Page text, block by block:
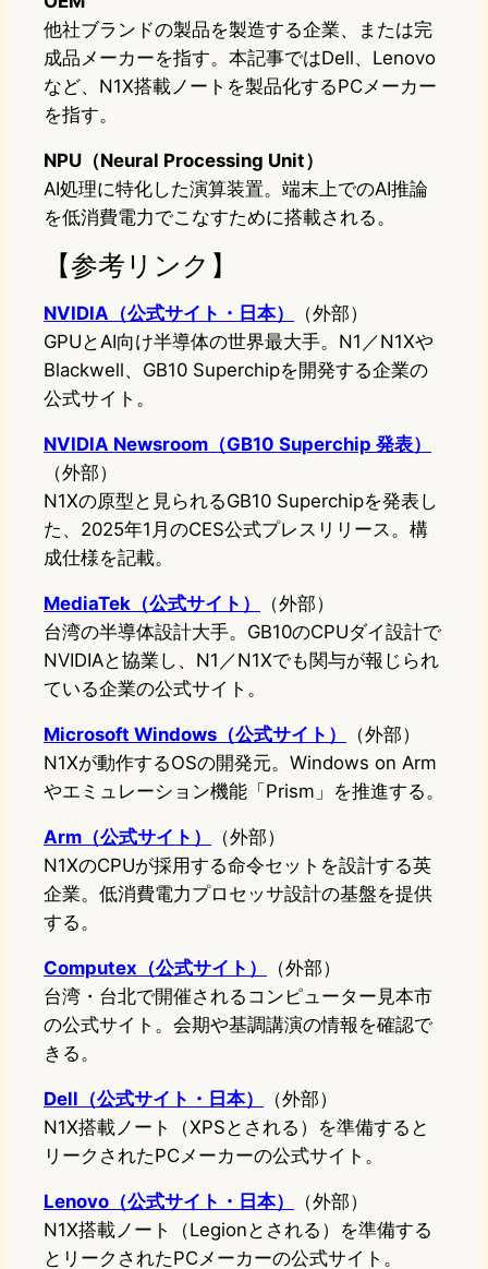
他社ブランドの製品を製造する企業、または完
成品メーカーを指す。本記事ではDell、Lenovo
など、N1X搭載ノートを製品化するPCメーカー
を指す。
NPU（Neural Processing Unit）
AI処理に特化した演算装置。端末上でのAI推論
を低消費電力でこなすために搭載される。
【参考リンク】
NVIDIA（公式サイト・日本）
（外部）
GPUとAI向け半導体の世界最大手。N1／N1Xや
Blackwell、GB10 Superchipを開発する企業の
公式サイト。
NVIDIA Newsroom（GB10 Superchip 発表）
（外部）
N1Xの原型と見られるGB10 Superchipを発表し
た、2025年1月のCES公式プレスリリース。構
成仕様を記載。
MediaTek（公式サイト）
（外部）
台湾の半導体設計大手。GB10のCPUダイ設計で
NVIDIAと協業し、N1／N1Xでも関与が報じられ
ている企業の公式サイト。
Microsoft Windows（公式サイト）
（外部）
N1Xが動作するOSの開発元。Windows on Arm
やエミュレーション機能「Prism」を推進する。
Arm（公式サイト）
（外部）
N1XのCPUが採用する命令セットを設計する英
企業。低消費電力プロセッサ設計の基盤を提供
する。
Computex（公式サイト）
（外部）
台湾・台北で開催されるコンピューター見本市
の公式サイト。会期や基調講演の情報を確認で
きる。
Dell（公式サイト・日本）
（外部）
N1X搭載ノート（XPSとされる）を準備すると
リークされたPCメーカーの公式サイト。
Lenovo（公式サイト・日本）
（外部）
N1X搭載ノート（Legionとされる）を準備する
とリークされたPCメーカーの公式サイト。